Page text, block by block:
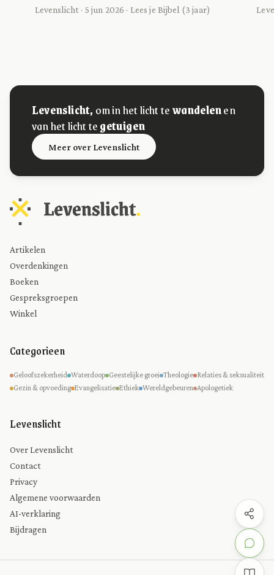
Levenslicht · 5 jun 2026 · Lees je Bijbel (3 jaar)
Levenslicht, om in het licht tewandelenen
van het licht tegetuigen
Meer over Levenslicht
Artikelen
Overdenkingen
Boeken
Gespreksgroepen
Winkel
Categorieen
Geloofszekerheid Waterdoop Geestelijke groei Theologie Relaties & seksualiteit
Gezin & opvoeding Evangelisatie Ethiek Wereldgebeuren Apologetiek
Levenslicht
Over Levenslicht
Contact
Privacy
Algemene voorwaarden
AI-verklaring
Bijdragen